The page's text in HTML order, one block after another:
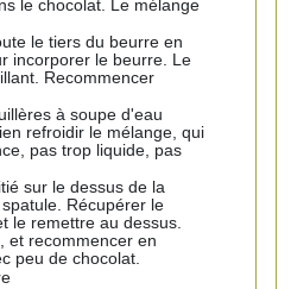
le chocolat. Le mélange
le tiers du beurre en
incorporer le beurre. Le
Recommencer
à soupe d'eau
refroidir le mélange, qui
pas trop liquide, pas
sur le dessus de la
Récupérer le
le remettre au dessus.
et recommencer en
peu de chocolat.